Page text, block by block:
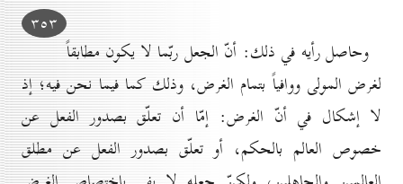
۳٥۳
وحاصل رأيه في ذلك: أنّ الجعل ربّما لا يكون مطابقاً
لغرض المولى ووافياً بتمام الغرض، وذلك كما فيما نحن فيه؛ إذ
لا إشكال في أنّ الغرض: إمّا أن تعلّق بصدور الفعل عن
خصوص العالم بالحكم، أو تعلّق بصدور الفعل عن مطلق